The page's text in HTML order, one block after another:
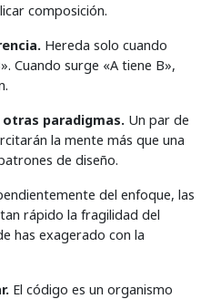
composición.
Hereda solo cuando
Cuando surge «A tiene B»,
paradigmas. Un par de
la mente más que una
de diseño.
del enfoque, las
rápido la fragilidad del
has exagerado con la
El código es un organismo